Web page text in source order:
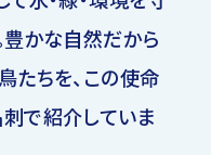
豊かな自然だから
たちを、この使命
で紹介していま